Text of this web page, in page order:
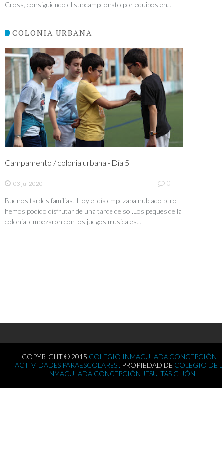
Cross, consiguiendo el subcampeonato por equipos en...
COLONIA URBANA
Campamento / colonia urbana - Día 5
03 jul 2020 0
Buenos tardes familias! Hoy el día empezaba nublado pero
hemos podido disfrutar de una tarde de sol.Los peques de la
colonia empezaron con los juegos musicales...
COPYRIGHT © 2015 COLEGIO INMACULADA CONCEPCIÓN -
ACTIVIDADES PARAESCOLARES . PROPIEDAD DE COLEGIO DE
INMACULADA CONCEPCIÓN JESUITAS GIJÓN